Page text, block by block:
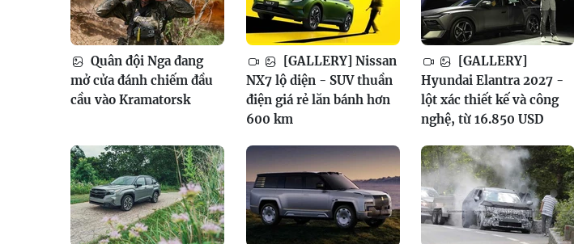
Quân đội Nga đang
mở cửa đánh chiếm đầu
cầu vào Kramatorsk
[GALLERY] Nissan
NX7 lộ diện - SUV thuần
điện giá rẻ lăn bánh hơn
600 km
[GALLERY]
Hyundai Elantra 2027 -
lột xác thiết kế và công
nghệ, từ 16.850 USD